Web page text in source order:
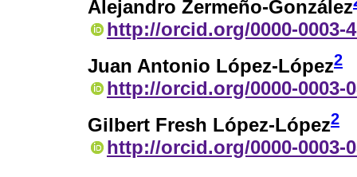
Alejandro Zermeño-González
http://orcid.org/0000-0003-
Juan Antonio López-López2
http://orcid.org/0000-0003-
Gilbert Fresh López-López2
http://orcid.org/0000-0003-